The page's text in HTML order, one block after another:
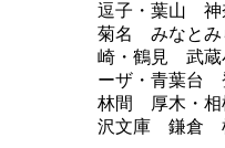
逗子・葉山 神
菊名 みなとみ
崎・鶴見 武蔵
ーザ・青葉台
林間 厚木・相
沢文庫 鎌倉